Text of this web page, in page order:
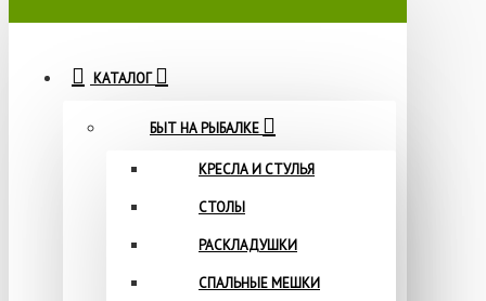
КАТАЛОГ
БЫТ НА РЫБАЛКЕ
КРЕСЛА И СТУЛЬЯ
СТОЛЫ
РАСКЛАДУШКИ
СПАЛЬНЫЕ МЕШКИ